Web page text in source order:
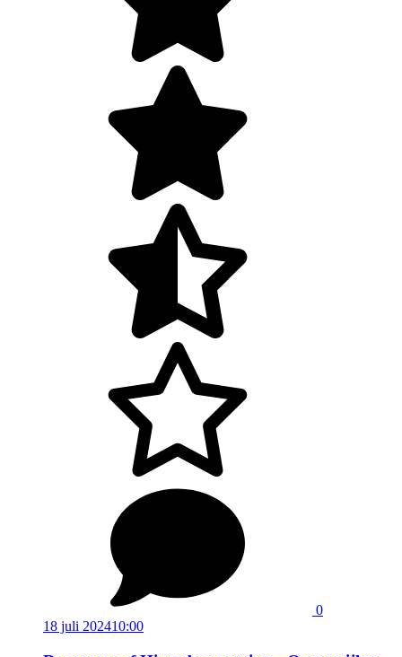
0
18 juli 202410:00